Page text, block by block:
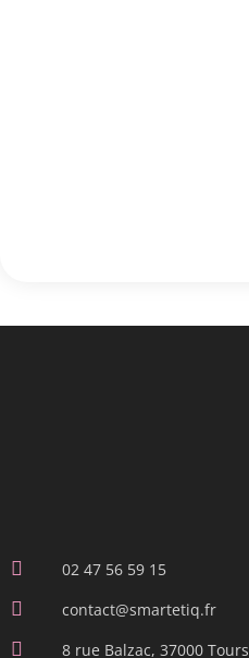
02 47 56 59 15
contact@smartetiq.fr
8 rue Balzac, 37000 Tours